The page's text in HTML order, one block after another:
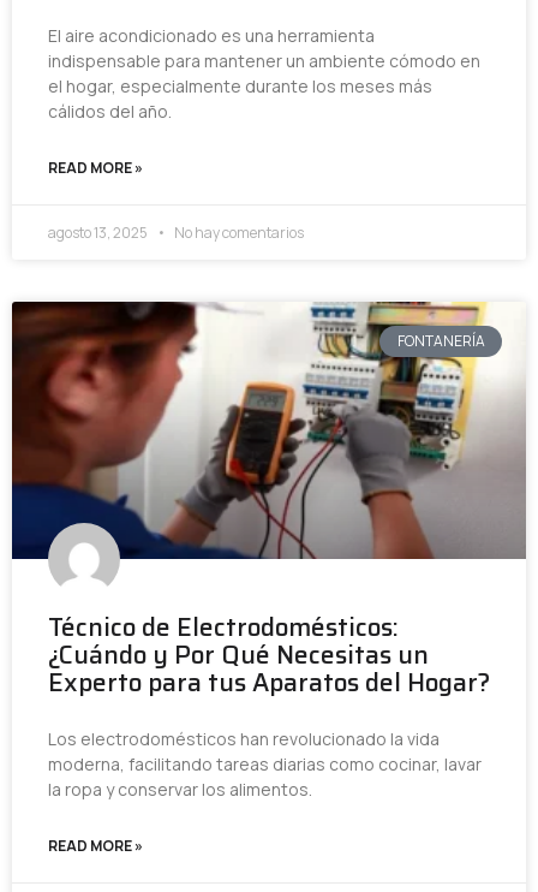
El aire acondicionado es una herramienta
indispensable para mantener un ambiente cómodo en
el hogar, especialmente durante los meses más
cálidos del año.
READ MORE »
agosto 13, 2025 No hay comentarios
FONTANERÍA
Técnico de Electrodomésticos:
¿Cuándo y Por Qué Necesitas un
Experto para tus Aparatos del Hogar?
Los electrodomésticos han revolucionado la vida
moderna, facilitando tareas diarias como cocinar, lavar
la ropa y conservar los alimentos.
READ MORE »